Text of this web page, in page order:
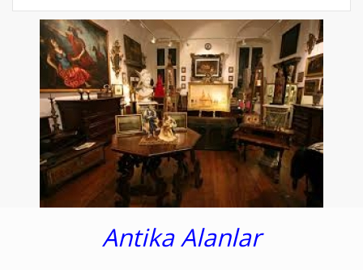
Antika Alanlar